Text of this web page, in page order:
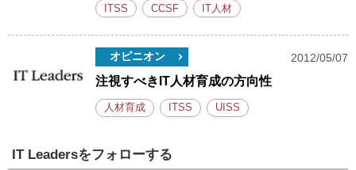
ITSS CCSF IT人材
オピニオン 2012/05/07
注視すべきIT人材育成の方向性
人材育成 ITSS UISS
IT Leadersをフォローする